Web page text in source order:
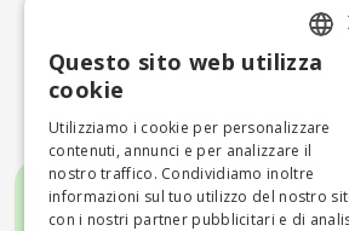
Scrivo e creo contenuti per il
aziende e redazioni
parole per Visit Italy e Visit
Questo sito web utilizza
cookie
Utilizziamo i cookie per personalizzare
contenuti, annunci e per analizzare il
nostro traffico. Condividiamo inoltre
informazioni sul tuo utilizzo del nostro
con i nostri partner pubblicitari e di